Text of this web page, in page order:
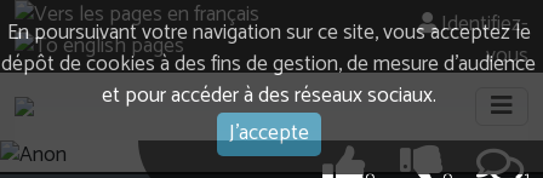
En poursuivant votre navigation sur ce site, vous acceptez le
dépôt de cookies à des fins de gestion, de mesure d’audience
et pour accéder à des réseaux sociaux.
J'accepte
Identifiez-
vous